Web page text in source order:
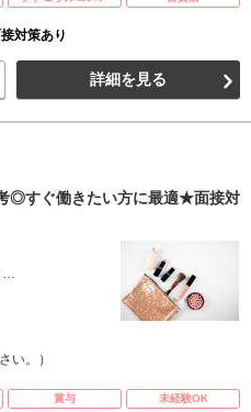
対策あり
詳細を見る
◎すぐ働きたい方に最適★面接対
…
い。）
賞与
未経験OK